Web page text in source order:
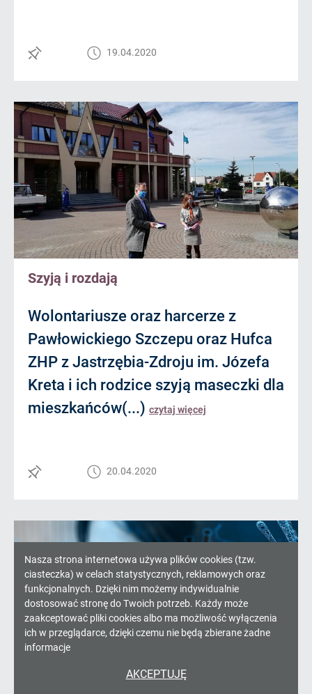
19.04.2020
Szyją i rozdają
Wolontariusze oraz harcerze z
Pawłowickiego Szczepu oraz Hufca
ZHP z Jastrzębia-Zdroju im. Józefa
Kreta i ich rodzice szyją maseczki dla
mieszkańców(...) czytaj więcej
20.04.2020
Informacja
o
cookies!
Nasza strona internetowa używa plików cookies (tzw.
ciasteczka) w celach statystycznych, reklamowych oraz
funkcjonalnych. Dzięki nim możemy indywidualnie
dostosować stronę do Twoich potrzeb. Każdy może
zaakceptować pliki cookies albo ma możliwość wyłączenia
ich w przeglądarce, dzięki czemu nie będą zbierane żadne
informacje
AKCEPTUJĘ